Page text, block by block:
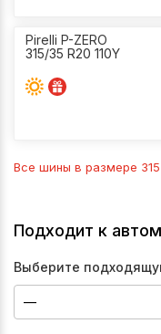
Pirelli P-ZERO
315/35 R20 110Y
Все шины в размере
Подходит к
Выберите